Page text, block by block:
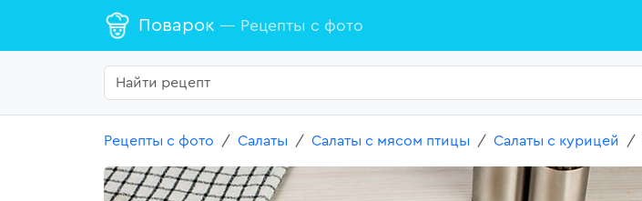
Поварок — Рецепты с фото
Рецепты с фото Салаты Салаты с мясом птицы Салаты с курицей